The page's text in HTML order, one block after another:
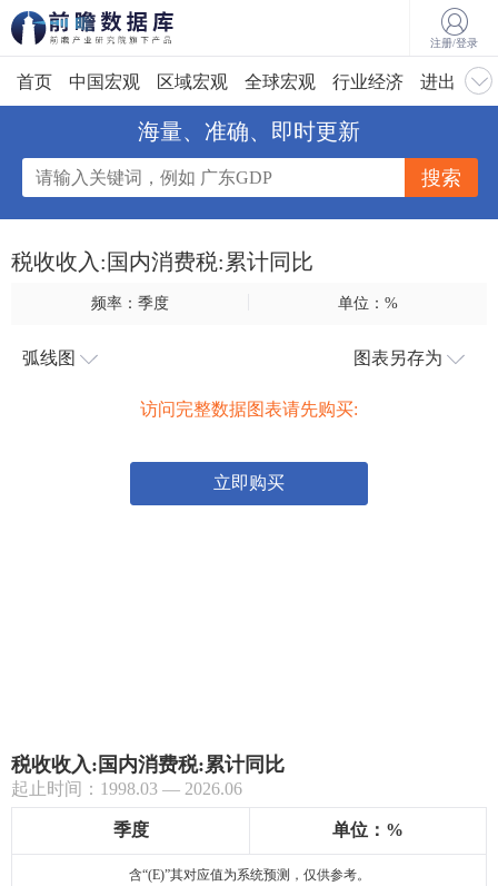
注册/登录
首页 中国宏观 区域宏观 全球宏观 行业经济 进出口
海量、准确、即时更新
税收收入:国内消费税:累计同比
频率：季度 单位：%
弧线图 图表另存为
访问完整数据图表请先购买:
立即购买
税收收入:国内消费税:累计同比
起止时间：1998.03 — 2026.06
季度 单位：%
含“(E)”其对应值为系统预测，仅供参考。